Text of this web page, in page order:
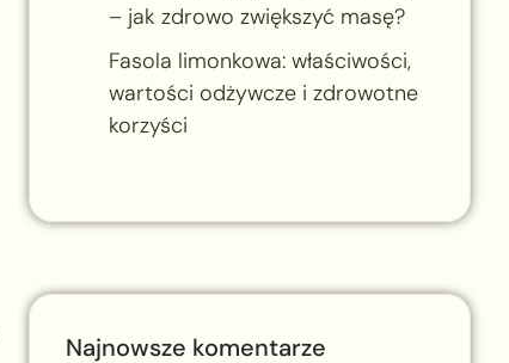
– jak zdrowo zwiększyć masę?
Fasola limonkowa: właściwości,
wartości odżywcze i zdrowotne
korzyści
Najnowsze komentarze